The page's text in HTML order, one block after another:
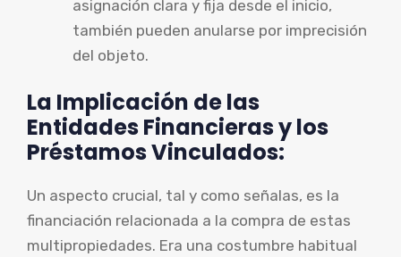
asignación clara y fija desde el inicio,
también pueden anularse por imprecisión
del objeto.
La Implicación de las
Entidades Financieras y los
Préstamos Vinculados:
Un aspecto crucial, tal y como señalas, es la
financiación relacionada a la compra de estas
multipropiedades. Era una costumbre habitual